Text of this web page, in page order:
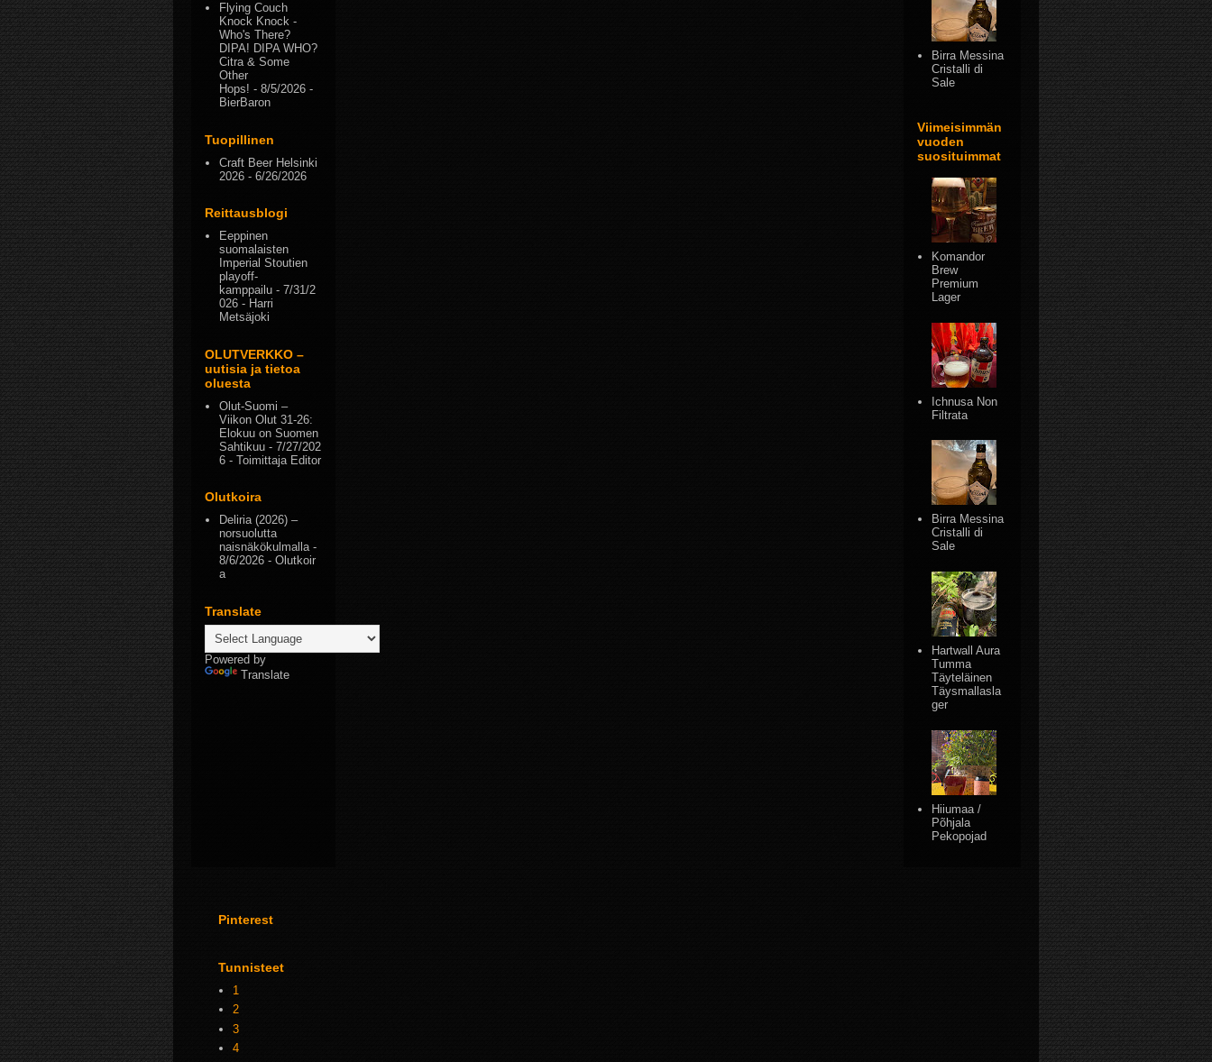
Flying Couch
Knock Knock -
Who's There?
DIPA! DIPA WHO?
Citra & Some
Other
Hops! - 8/5/2026 -
BierBaron
Tuopillinen
Craft Beer Helsinki
2026 - 6/26/2026
Reittausblogi
Eeppinen
suomalaisten
Imperial Stoutien
playoff-
kamppailu - 7/31/2
026 - Harri
Metsäjoki
OLUTVERKKO –
uutisia ja tietoa
oluesta
Olut-Suomi –
Viikon Olut 31-26:
Elokuu on Suomen
Sahtikuu - 7/27/202
6 - Toimittaja Editor
Olutkoira
Deliria (2026) –
norsuolutta
naisnäkökulmalla-
8/6/2026 - Olutkoir
a
Translate
Powered by
Translate
Birra Messina
Cristalli di
Sale
Viimeisimmän
vuoden
suosituimmat
Komandor
Brew
Premium
Lager
Ichnusa Non
Filtrata
Birra Messina
Cristalli di
Sale
Hartwall Aura
Tumma
Täyteläinen
Täysmallasla
ger
Hiiumaa /
Põhjala
Pekopojad
Pinterest
Tunnisteet
1
2
3
4